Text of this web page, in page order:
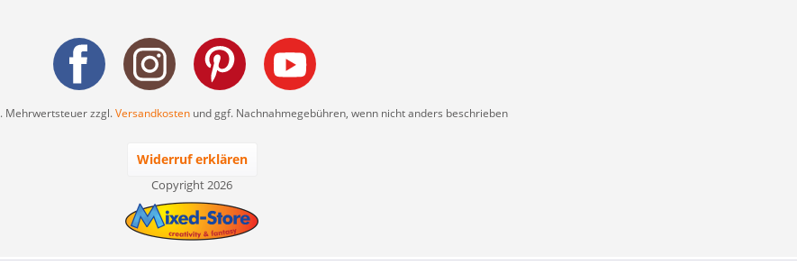
Mehrwertsteuer zzgl.Versandkostenund ggf. Nachnahmegebühren, wenn nicht anders beschrieben
Widerruf erklären
Copyright 2026